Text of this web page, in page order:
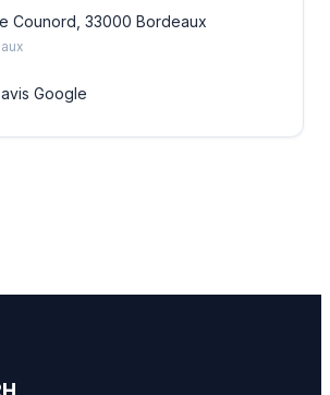
Counord, 33000 Bordeaux
Google